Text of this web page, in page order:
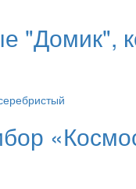
"Домик",